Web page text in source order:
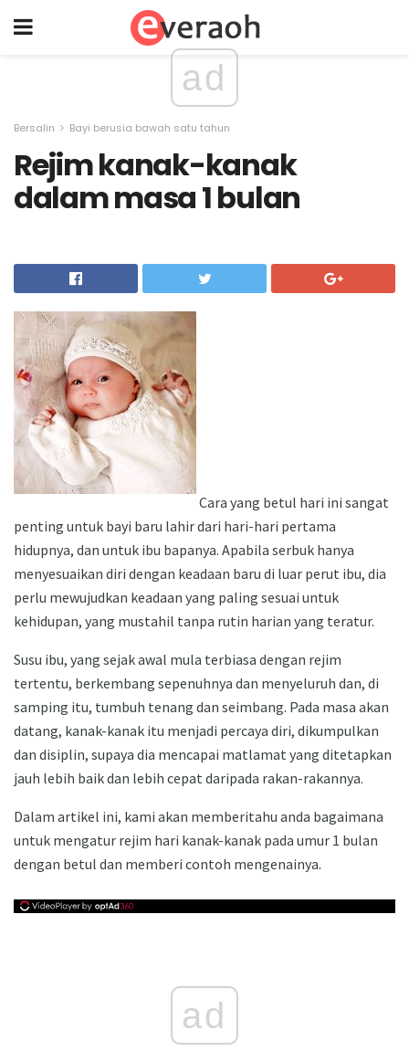
ad
Bersalin Bayi berusia bawah satu tahun
Rejim kanak-kanak
dalam masa 1 bulan
Cara yang betul hari ini sangat
penting untuk bayi baru lahir dari hari-hari pertama
hidupnya, dan untuk ibu bapanya. Apabila serbuk hanya
menyesuaikan diri dengan keadaan baru di luar perut ibu, dia
perlu mewujudkan keadaan yang paling sesuai untuk
kehidupan, yang mustahil tanpa rutin harian yang teratur.
Susu ibu, yang sejak awal mula terbiasa dengan rejim
tertentu, berkembang sepenuhnya dan menyeluruh dan, di
samping itu, tumbuh tenang dan seimbang. Pada masa akan
datang, kanak-kanak itu menjadi percaya diri, dikumpulkan
dan disiplin, supaya dia mencapai matlamat yang ditetapkan
jauh lebih baik dan lebih cepat daripada rakan-rakannya.
Dalam artikel ini, kami akan memberitahu anda bagaimana
untuk mengatur rejim hari kanak-kanak pada umur 1 bulan
dengan betul dan memberi contoh mengenainya.
ad